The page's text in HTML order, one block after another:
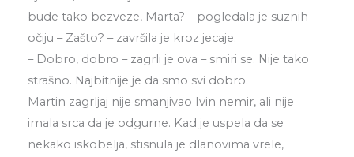
bude tako bezveze, Marta? – pogledala je suznih
očiju – Zašto? – završila je kroz jecaje.
– Dobro, dobro – zagrli je ova – smiri se. Nije tako
strašno. Najbitnije je da smo svi dobro.
Martin zagrljaj nije smanjivao Ivin nemir, ali nije
imala srca da je odgurne. Kad je uspela da se
nekako iskobelja, stisnula je dlanovima vrele,